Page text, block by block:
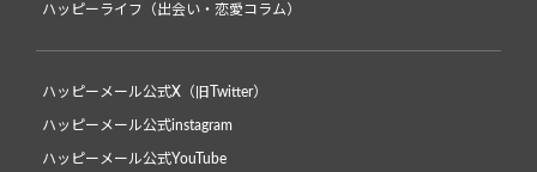
ハッピーライフ（出会い・恋愛コラム）
ハッピーメール公式X（旧Twitter）
ハッピーメール公式instagram
ハッピーメール公式YouTube